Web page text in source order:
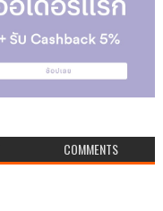
COMMENTS